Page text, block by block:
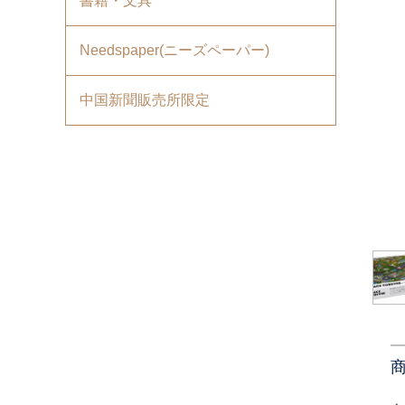
Needspaper(ニーズペーパー)
中国新聞販売所限定